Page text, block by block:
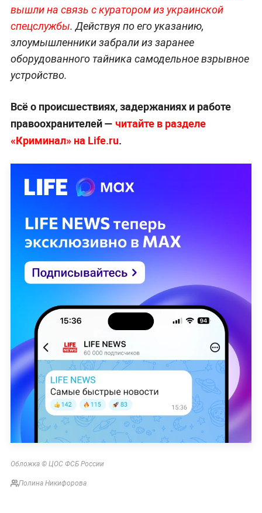
вышли на связь с куратором из украинской
спецслужбы. Действуя по его указанию,
злоумышленники забрали из заранее
оборудованного тайника самодельное взрывное
устройство.
Всё о происшествиях, задержаниях и работе
правоохранителей — читайте в разделе
«Криминал» на Life.ru.
Обложка © ЦОС ФСБ России
Полина Никифорова